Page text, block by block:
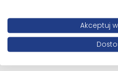
Napisz własną
Oltens
Akceptuj